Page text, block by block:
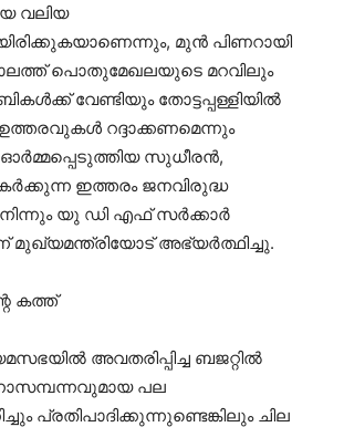
വലിയ
മുൻ പിണറായി
പൊതുമേഖലയുടെ മറവിലും
വേണ്ടിയും തോട്ടപ്പള്ളിയിൽ
റദ്ദാക്കണമെന്നും
സുധീരൻ,
ഇത്തരം ജനവിരുദ്ധ
നിന്നും യു ഡി എഫ് സർക്കാർ
മുഖ്യമന്ത്രിയോട് അഭ്യർത്ഥിച്ചു.
കത്ത്
അവതരിപ്പിച്ച ബജറ്റില്‍
പല
പ്രതിപാദിക്കുന്നുണ്ടെങ്കിലും ചില